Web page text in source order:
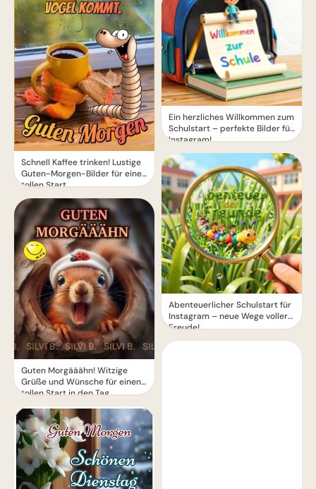
Schnell Kaffee trinken! Lustige
Guten-Morgen-Bilder für einen
tollen Start
Guten Morgääähn! Witzige
Grüße und Wünsche für einen
tollen Start in den Tag
Ein herzliches Willkommen zum
Schulstart – perfekte Bilder für
Instagram!
Abenteuerlicher Schulstart für
Instagram – neue Wege voller
Freude!